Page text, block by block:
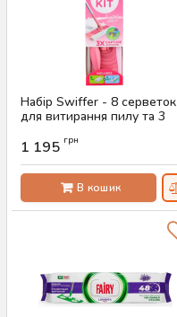
Набір Swiffer - 8 серветок
для витирання пилу та 3
підлоги, обмежена серія
Артикул:AS-00626
1 195 грн
В кошик